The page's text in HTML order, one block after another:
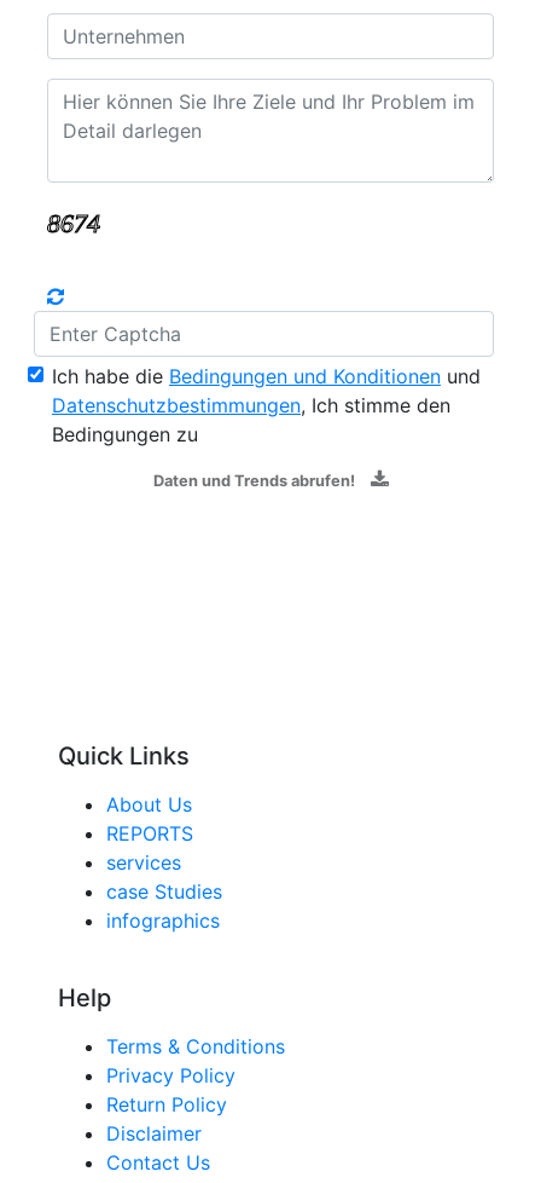
Ich habe die Bedingungen und Konditionen und
Datenschutzbestimmungen, Ich stimme den
Bedingungen zu
Daten und Trends abrufen!
Quick Links
About Us
REPORTS
services
case Studies
infographics
Help
Terms & Conditions
Privacy Policy
Return Policy
Disclaimer
Contact Us